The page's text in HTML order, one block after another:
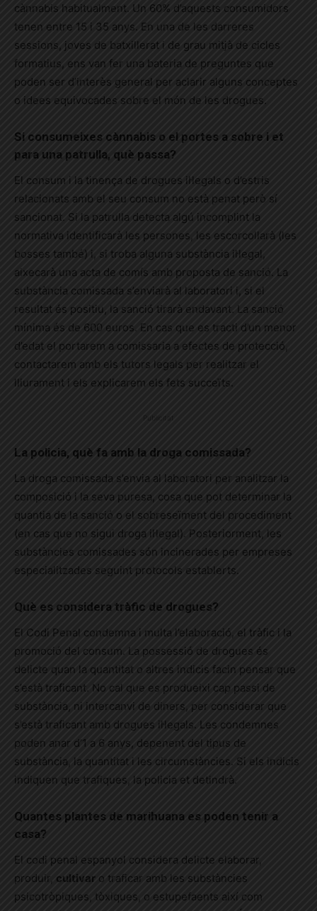
cànnabis habitualment. Un 60% d’aquests consumidors
tenen entre 15 i 35 anys. En una de les darreres
sessions, joves de batxillerat i de grau mitjà de cicles
formatius, ens van fer una bateria de preguntes que
poden ser d’interès general per aclarir alguns conceptes
o idees equivocades sobre el món de les drogues.
Si consumeixes cànnabis o el portes a sobre i et
para una patrulla, què passa?
El consum i la tinença de drogues il·legals o d’estris
relacionats amb el seu consum no està penat però sí
sancionat. Si la patrulla detecta algú incomplint la
normativa identificarà les persones, les escorcollarà (les
bosses també) i, si troba alguna substància il·legal,
aixecarà una acta de comís amb proposta de sanció. La
substància comissada s’enviarà al laboratori i, si el
resultat és positiu, la sanció tirarà endavant. La sanció
mínima és de 600 euros. En cas que es tracti d’un menor
d’edat el portarem a comissaria a efectes de protecció,
contactarem amb els tutors legals per realitzar el
lliurament i els explicarem els fets succeïts.
Publicitat
La policia, què fa amb la droga comissada?
La droga comissada s’envia al laboratori per analitzar la
composició i la seva puresa, cosa que pot determinar la
quantia de la sanció o el sobreseïment del procediment
(en cas que no sigui droga il·legal). Posteriorment, les
substàncies comissades són incinerades per empreses
especialitzades seguint protocols establerts.
Què es considera tràfic de drogues?
El Codi Penal condemna i multa l’elaboració, el tràfic i la
promoció del consum. La possessió de drogues és
delicte quan la quantitat o altres indicis facin pensar que
s’està traficant. No cal que es produeixi cap passi de
substància, ni intercanvi de diners, per considerar que
s’està traficant amb drogues il·legals. Les condemnes
poden anar d’1 a 6 anys, depenent del tipus de
substància, la quantitat i les circumstàncies. Si els indicis
indiquen que trafiques, la policia et detindrà.
Quantes plantes de marihuana es poden tenir a
casa?
El codi penal espanyol considera delicte elaborar,
produir, cultivar o traficar amb les substàncies
psicotròpiques, tòxiques, o estupefaents així com